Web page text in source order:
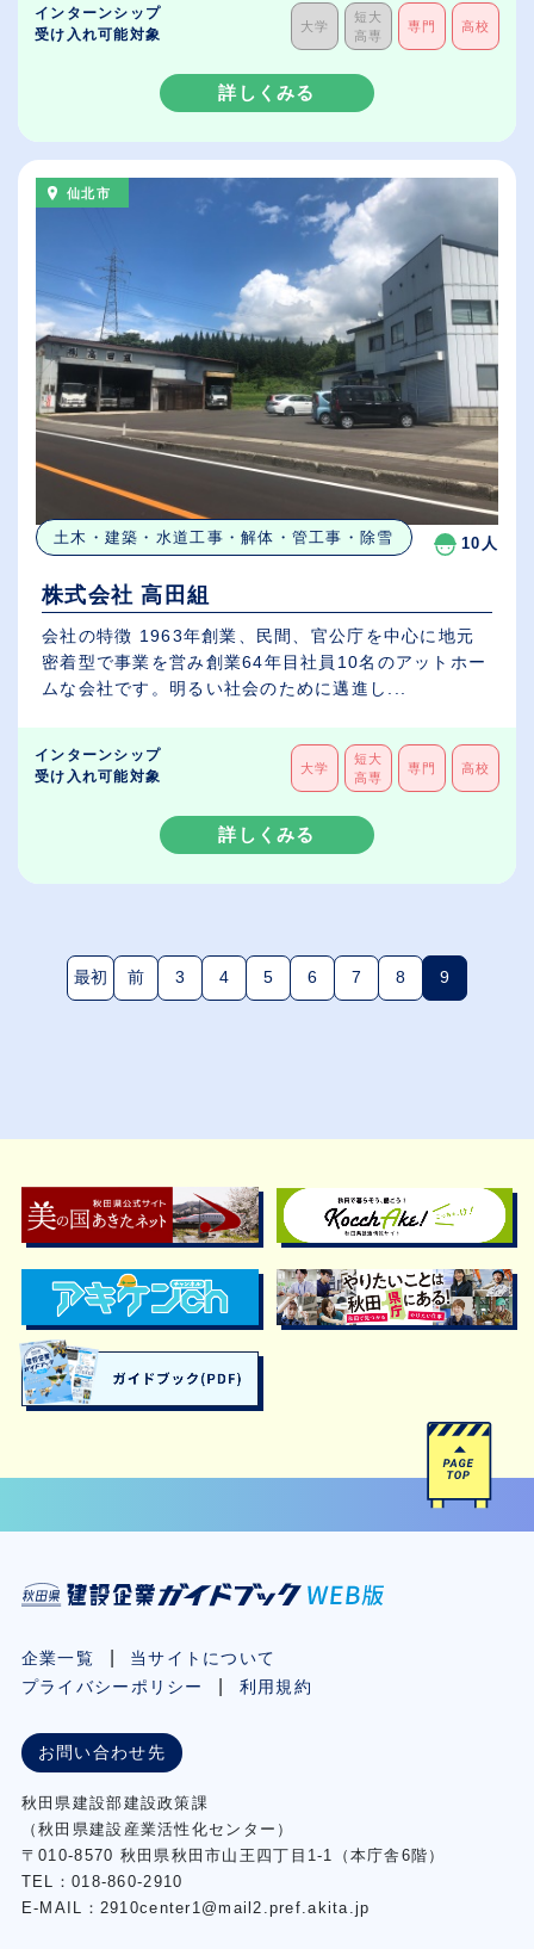
インターンシップ
受け入れ可能対象
大学
短大
高専
専門 高校
詳しくみる
仙北市
土木・建築・水道工事・解体・管工事・除雪 10人
株式会社 高田組
会社の特徴 1963年創業、民間、官公庁を中心に地元
密着型で事業を営み創業64年目社員10名のアットホー
ムな会社です。明るい社会のために邁進し...
インターンシップ
受け入れ可能対象
大学
短大
高専
専門 高校
詳しくみる
最初 前 3 4 5 6 7 8 9(現在のペ
企業一覧
当サイトについて
プライバシーポリシー
利用規約
お問い合わせ先
秋⽥県建設部建設政策課
（秋⽥県建設産業活性化センター）
〒010-8570 秋田県秋田市⼭王四丁⽬1-1（本庁舎6階）
TEL：018-860-2910
E-MAIL：2910center1@mail2.pref.akita.jp